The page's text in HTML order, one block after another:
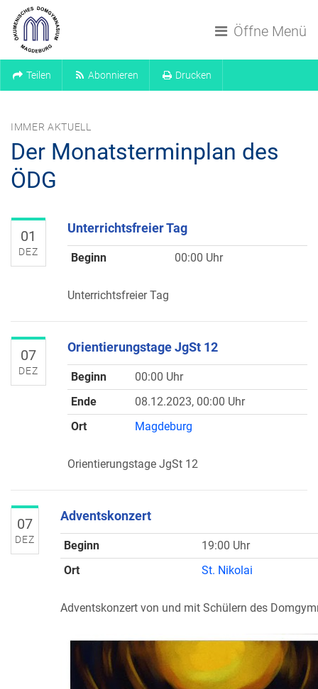
Öffne Menü
Teilen Abonnieren Drucken
IMMER AKTUELL
Der Monatsterminplan des
ÖDG
01
DEZ
Unterrichtsfreier Tag
Beginn 00:00 Uhr
Unterrichtsfreier Tag
07
DEZ
Orientierungstage JgSt 12
Beginn
00:00 Uhr
Ende
08.12.2023, 00:00 Uhr
Ort
Magdeburg
Orientierungstage JgSt 12
07
DEZ
Adventskonzert
Beginn
19:00 Uhr
Ort
St. Nikolai
Adventskonzert von und mit Schülern des